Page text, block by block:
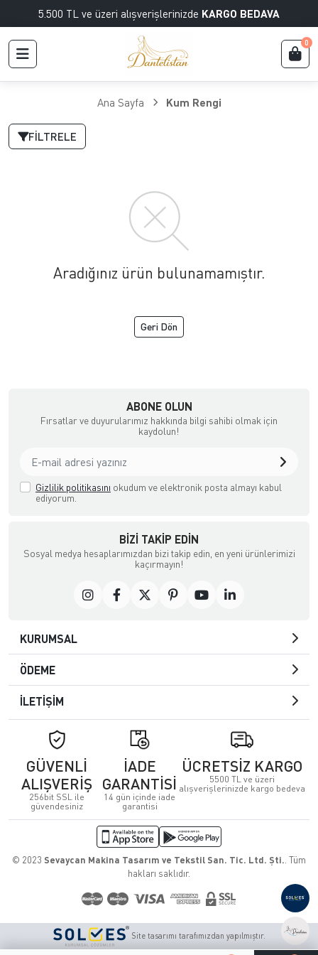
5.500 TL ve üzeri alışverişlerinizde KARGO BEDAVA
0
Ana Sayfa Kum Rengi
FILTRELE
Aradığınız ürün bulunamamıştır.
Geri Dön
ABONE OLUN
Fırsatlar ve duyurularımız hakkında bilgi sahibi olmak için
kaydolun!
Gizlilik politikasını okudum ve elektronik posta almayı kabul
ediyorum.
BIZI TAKIP EDIN
Sosyal medya hesaplarımızdan bizi takip edin, en yeni ürünlerimizi
kaçırmayın!
KURUMSAL
ÖDEME
İLETİŞİM
GÜVENLİ
ALIŞVERİŞ
256bit SSL ile
güvendesiniz
İADE
GARANTİSİ
14 gün içinde iade
garantisi
ÜCRETSİZ KARGO
5500 TL ve üzeri
alışverişlerinizde kargo bedeva
© 2023 Sevaycan Makina Tasarım ve Tekstil San. Tic. Ltd. Şti. . Tüm
hakları saklıdır.
Site tasarımı tarafımızdan yapılmıştır.